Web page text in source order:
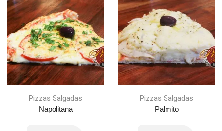
Pizzas Salgadas
Napolitana
Pizzas Salgadas
Palmito